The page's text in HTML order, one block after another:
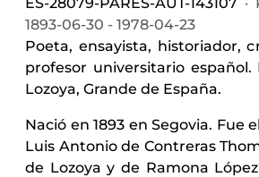
1893-06-30 - 1978-04-23
Poeta, ensayista, historiador,
profesor universitario español.
Lozoya, Grande de España.
Nació en 1893 en Segovia. Fue
Luis Antonio de Contreras
de Lozoya y de Ramona